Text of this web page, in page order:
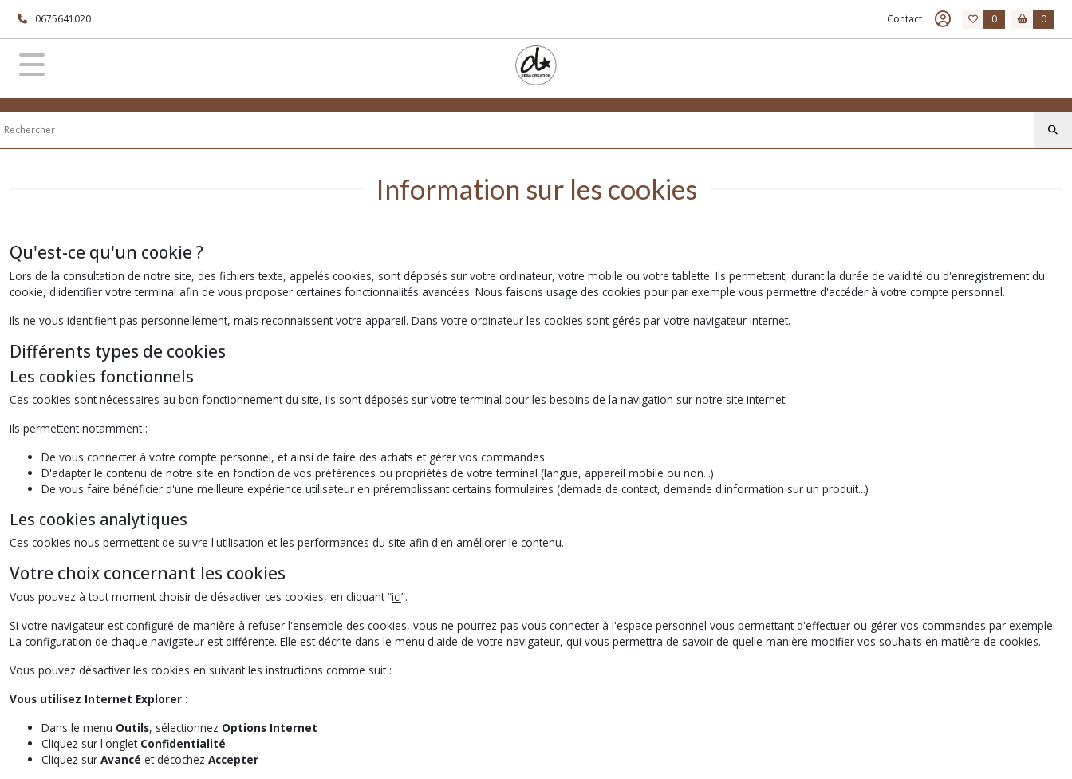
0675641020 Contact 0 0
Information sur les cookies
Qu'est-ce qu'un cookie ?
Lors de la consultation de notre site, des fichiers texte, appelés cookies, sont déposés sur votre ordinateur, votre mobile ou votre tablette. Ils permettent, durant la durée de validité ou d'enregistrement du
cookie, d'identifier votre terminal afin de vous proposer certaines fonctionnalités avancées. Nous faisons usage des cookies pour par exemple vous permettre d'accéder à votre compte personnel.
Ils ne vous identifient pas personnellement, mais reconnaissent votre appareil. Dans votre ordinateur les cookies sont gérés par votre navigateur internet.
Différents types de cookies
Les cookies fonctionnels
Ces cookies sont nécessaires au bon fonctionnement du site, ils sont déposés sur votre terminal pour les besoins de la navigation sur notre site internet.
Ils permettent notamment :
De vous connecter à votre compte personnel, et ainsi de faire des achats et gérer vos commandes
D'adapter le contenu de notre site en fonction de vos préférences ou propriétés de votre terminal (langue, appareil mobile ou non...)
De vous faire bénéficier d'une meilleure expérience utilisateur en préremplissant certains formulaires (demade de contact, demande d'information sur un produit...)
Les cookies analytiques
Ces cookies nous permettent de suivre l'utilisation et les performances du site afin d'en améliorer le contenu.
Votre choix concernant les cookies
Vous pouvez à tout moment choisir de désactiver ces cookies, en cliquant “ici”.
Si votre navigateur est configuré de manière à refuser l'ensemble des cookies, vous ne pourrez pas vous connecter à l'espace personnel vous permettant d'effectuer ou gérer vos commandes par exemple.
La configuration de chaque navigateur est différente. Elle est décrite dans le menu d'aide de votre navigateur, qui vous permettra de savoir de quelle manière modifier vos souhaits en matière de cookies.
Vous pouvez désactiver les cookies en suivant les instructions comme suit :
Vous utilisez Internet Explorer :
Dans le menu Outils, sélectionnez Options Internet
Cliquez sur l'onglet Confidentialité
Cliquez sur Avancé et décochez Accepter